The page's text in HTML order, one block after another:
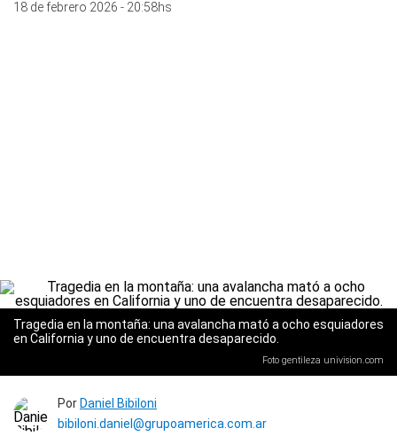
18 de febrero 2026 - 20:58hs
Tragedia en la montaña: una avalancha mató a ocho esquiadores
en California y uno de encuentra desaparecido.
Foto gentileza univision.com
Por Daniel Bibiloni
bibiloni.daniel@grupoamerica.com.ar